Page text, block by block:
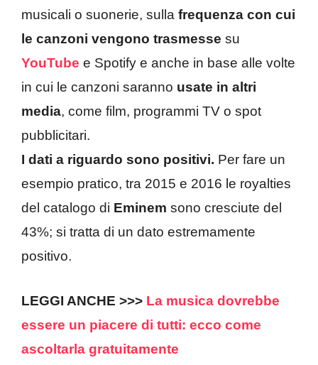
musicali o suonerie, sulla frequenza con cui
le canzoni vengono trasmesse su
YouTube e Spotify e anche in base alle volte
in cui le canzoni saranno usate in altri
media, come film, programmi TV o spot
pubblicitari.
I dati a riguardo sono positivi. Per fare un
esempio pratico, tra 2015 e 2016 le royalties
del catalogo di Eminem sono cresciute del
43%; si tratta di un dato estremamente
positivo.
LEGGI ANCHE >>> La musica dovrebbe
essere un piacere di tutti: ecco come
ascoltarla gratuitamente